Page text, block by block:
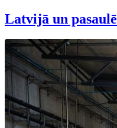
Latvijā un pasaulē